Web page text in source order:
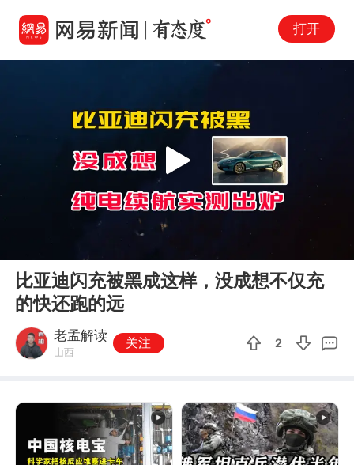
打开
Play
比亚迪闪充被黑成这样，没成想不仅充
的快还跑的远
老孟解读
山西
关注 2